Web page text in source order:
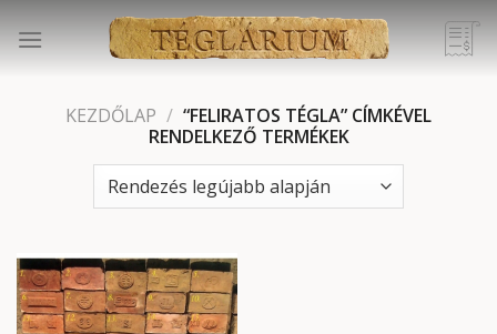
Skip
content
KEZDŐLAP / “FELIRATOS TÉGLA” CÍMKÉVEL
RENDELKEZŐ TERMÉKEK